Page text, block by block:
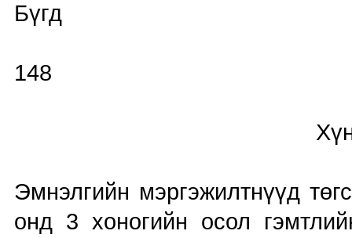
Бүгд
148
Хүний
Эмнэлгийн мэргэжилтнүүд
онд 3 хоногийн осол